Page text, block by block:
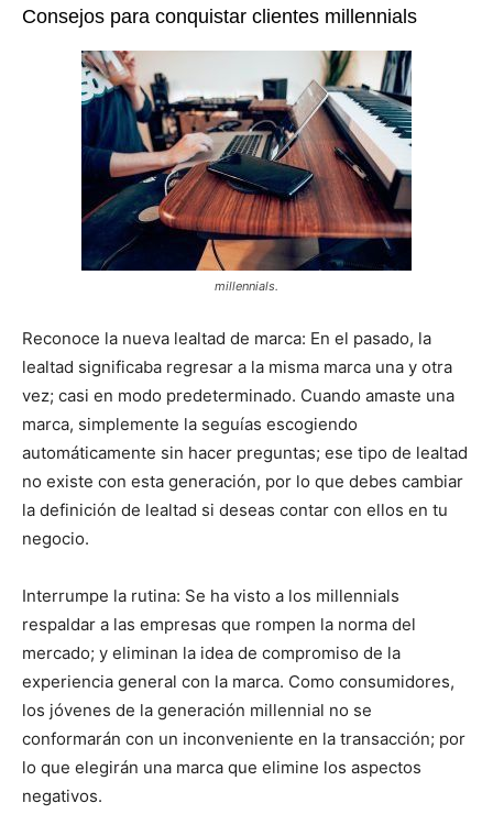
Consejos para conquistar clientes millennials
millennials.
Reconoce la nueva lealtad de marca: En el pasado, la
lealtad significaba regresar a la misma marca una y otra
vez; casi en modo predeterminado. Cuando amaste una
marca, simplemente la seguías escogiendo
automáticamente sin hacer preguntas; ese tipo de lealtad
no existe con esta generación, por lo que debes cambiar
la definición de lealtad si deseas contar con ellos en tu
negocio.
Interrumpe la rutina: Se ha visto a los millennials
respaldar a las empresas que rompen la norma del
mercado; y eliminan la idea de compromiso de la
experiencia general con la marca. Como consumidores,
los jóvenes de la generación millennial no se
conformarán con un inconveniente en la transacción; por
lo que elegirán una marca que elimine los aspectos
negativos.